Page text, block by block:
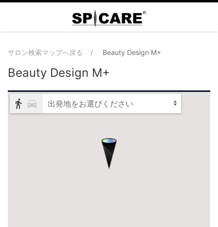
サロン検索マップへ戻る Beauty Design M+
Beauty Design M+
出発地をお選びください